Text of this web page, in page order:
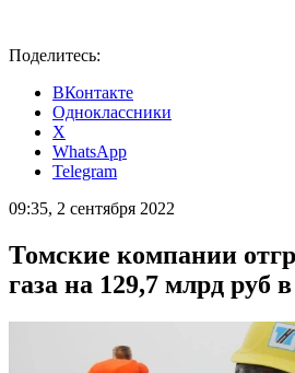
Поделитесь:
ВКонтакте
Одноклассники
X
WhatsApp
Telegram
09:35, 2 сентября 2022
Томские компании
газа на 129,7 млрд руб